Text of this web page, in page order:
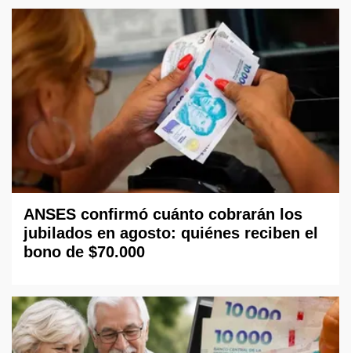
ANSES confirmó cuánto cobrarán los
jubilados en agosto: quiénes reciben el
bono de $70.000